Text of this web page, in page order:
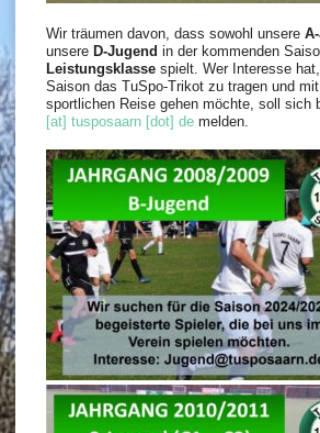
Wir träumen davon, dass sowohl unsere
unsere D-Jugend in der kommenden
Leistungsklasse spielt. Wer Interesse
Saison das TuSpo-Trikot zu tragen und
sportlichen Reise gehen möchte, soll sich
[at] tusposaarn [dot] de melden.